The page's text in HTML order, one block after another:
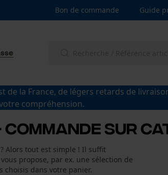
Bon de commande Guide
de la France, de légers retards de
compréhension.
commande sur
Alors tout est simple ! Il suffit
propose, par ex. une sélection de
choisis dans votre panier.